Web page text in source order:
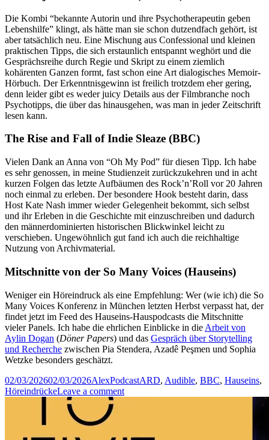
Die Kombi “bekannte Autorin und ihre Psychotherapeutin geben
Lebenshilfe” klingt, als hätte man sie schon dutzendfach gehört, ist
aber tatsächlich neu. Eine Mischung aus Confessional und kleinen
praktischen Tipps, die sich erstaunlich entspannt weghört und die
Gesprächsreihe durch Regie und Skript zu einem ziemlich
kohärenten Ganzen formt, fast schon eine Art dialogisches Memoir-
Hörbuch. Der Erkenntnisgewinn ist freilich trotzdem eher gering,
denn leider gibt es weder juicy Details aus der Filmbranche noch
Psychotipps, die über das hinausgehen, was man in jeder Zeitschrift
lesen kann.
The Rise and Fall of Indie Sleaze (BBC)
Vielen Dank an Anna von “Oh My Pod” für diesen Tipp. Ich habe
es sehr genossen, in meine Studienzeit zurückzukehren und in acht
kurzen Folgen das letzte Aufbäumen des Rock’n’Roll vor 20 Jahren
noch einmal zu erleben. Der besondere Hook besteht darin, dass
Host Kate Nash immer wieder Gelegenheit bekommt, sich selbst
und ihr Erleben in die Geschichte mit einzuschreiben und dadurch
den männerdominierten historischen Blickwinkel leicht zu
verschieben. Ungewöhnlich gut fand ich auch die reichhaltige
Nutzung von Archivmaterial.
Mitschnitte von der So Many Voices (Hauseins)
Weniger ein Höreindruck als eine Empfehlung: Wer (wie ich) die So
Many Voices Konferenz in München letzten Herbst verpasst hat, der
findet jetzt im Feed des Hauseins-Hauspodcasts die Mitschnitte
vieler Panels. Ich habe die ehrlichen Einblicke in die Arbeit von
Aylin Dogan (Döner Papers) und das Gespräch über Storytelling
und Recherche zwischen Pia Stendera, Azadê Peşmen und Sophia
Wetzke besonders geschätzt.
Posted
on
02/03/202602/03/2026Author
AlexCategories
PodcastTags
ARD, Audible, BBC, Hauseins,
HöreindrückeLeave a commenton
Bin